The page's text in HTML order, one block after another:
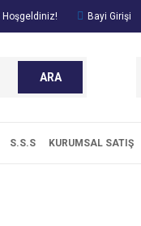
Hoşgeldiniz! Bayi Girişi
ARA
S.S.S KURUMSAL SATIŞ